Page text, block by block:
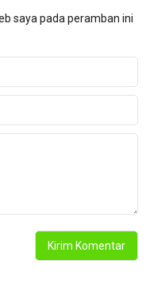
saya pada peramban ini